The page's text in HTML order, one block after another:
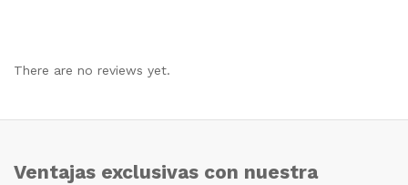
There are no reviews yet.
Ventajas exclusivas con nuestra